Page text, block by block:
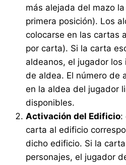
más alejada del mazo
primera posición). Los
colocarse en las cartas
por carta). Si la carta
aldeanos, el jugador
de aldea. El número de
en la aldea del jugador
disponibles.
Activación del Edificio:
carta al edificio
dicho edificio. Si la
personajes, el jugador